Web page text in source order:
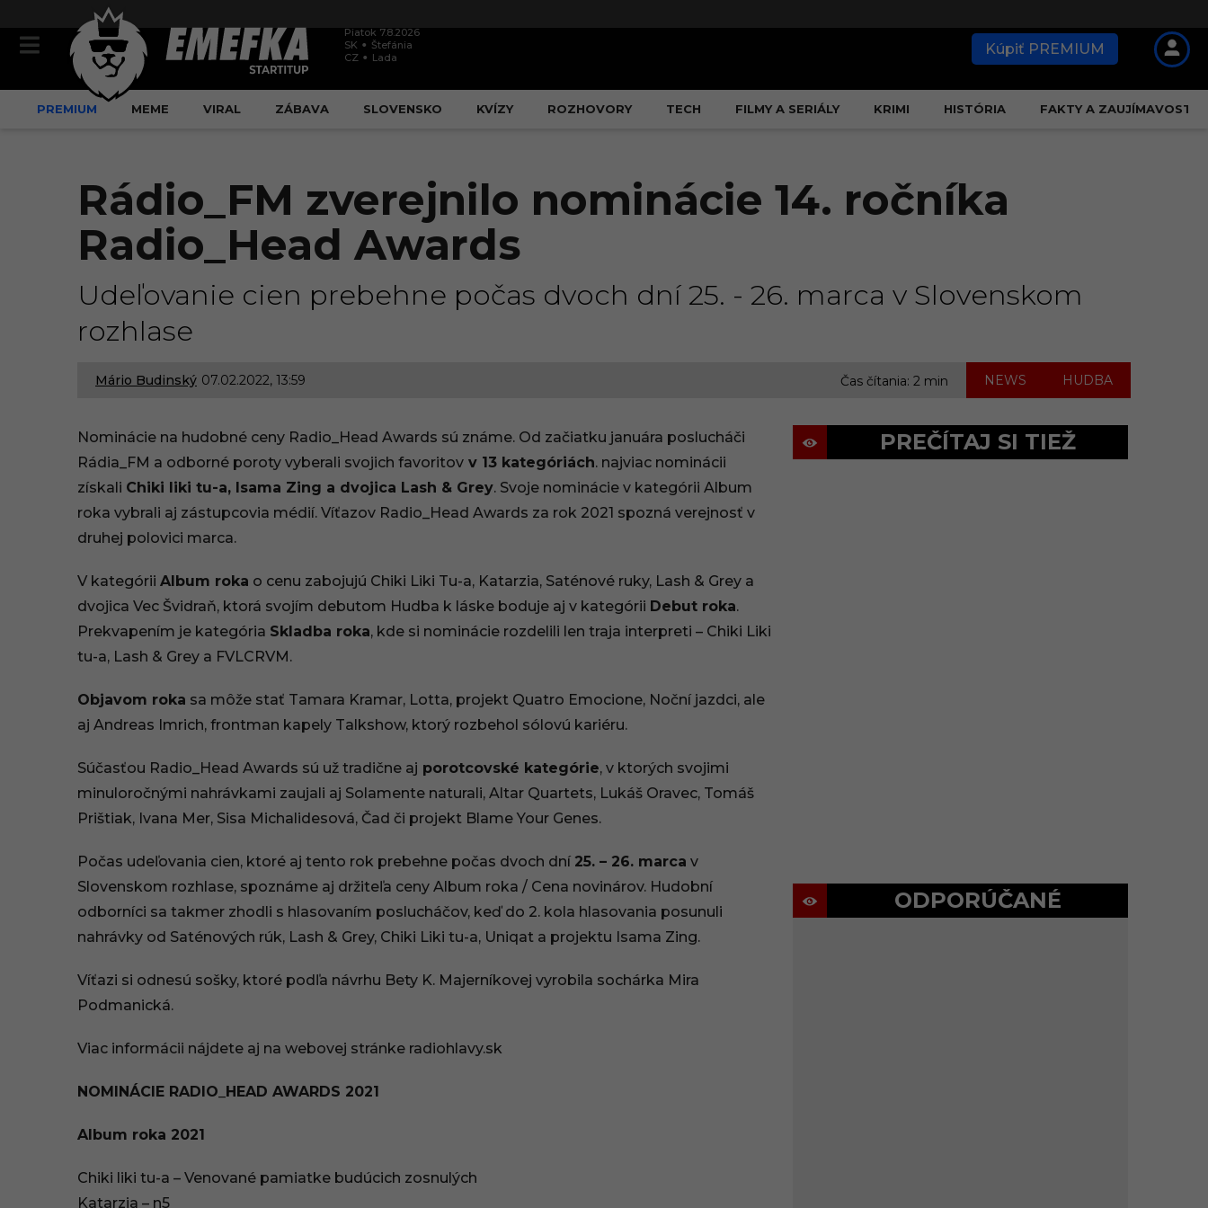
Piatok 7.8.2026
SK
Štefánia
CZ
Lada Kúpiť PREMIUM
PREMIUM MEME VIRAL ZÁBAVA SLOVENSKO KVÍZY ROZHOVORY TECH FILMY A SERIÁLY KRIMI HISTÓRIA FAKTY A ZAUJÍMAVOSTI
Rádio_FM zverejnilo nominácie 14. ročníka
Radio_Head Awards
Udeľovanie cien prebehne počas dvoch dní 25. - 26. marca v Slovenskom
rozhlase
Mário Budinský 07.02.2022, 13:59
0
0
0
2
1
3
5
9
Čas čítania: 2 min NEWS HUDBA
Nominácie na hudobné ceny Radio_Head Awards sú známe. Od začiatku januára poslucháči
Rádia_FM a odborné poroty vyberali svojich favoritov v 13 kategóriách. najviac nominácii
získali Chiki liki tu-a, Isama Zing a dvojica Lash & Grey. Svoje nominácie v kategórii Album
roka vybrali aj zástupcovia médií. Víťazov Radio_Head Awards za rok 2021 spozná verejnosť v
druhej polovici marca.
V kategórii Album roka o cenu zabojujú Chiki Liki Tu-a, Katarzia, Saténové ruky, Lash & Grey a
dvojica Vec Švidraň, ktorá svojím debutom Hudba k láske boduje aj v kategórii Debut roka.
Prekvapením je kategória Skladba roka, kde si nominácie rozdelili len traja interpreti – Chiki Liki
tu-a, Lash & Grey a FVLCRVM.
Objavom roka sa môže stať Tamara Kramar, Lotta, projekt Quatro Emocione, Noční jazdci, ale
aj Andreas Imrich, frontman kapely Talkshow, ktorý rozbehol sólovú kariéru.
Súčasťou Radio_Head Awards sú už tradične aj porotcovské kategórie, v ktorých svojimi
minuloročnými nahrávkami zaujali aj Solamente naturali, Altar Quartets, Lukáš Oravec, Tomáš
Prištiak, Ivana Mer, Sisa Michalidesová, Čad či projekt Blame Your Genes.
Počas udeľovania cien, ktoré aj tento rok prebehne počas dvoch dní 25. – 26. marca v
Slovenskom rozhlase, spoznáme aj držiteľa ceny Album roka / Cena novinárov. Hudobní
odborníci sa takmer zhodli s hlasovaním poslucháčov, keď do 2. kola hlasovania posunuli
nahrávky od Saténových rúk, Lash & Grey, Chiki Liki tu-a, Uniqat a projektu Isama Zing.
Víťazi si odnesú sošky, ktoré podľa návrhu Bety K. Majerníkovej vyrobila sochárka Mira
Podmanická.
Viac informácii nájdete aj na webovej stránke radiohlavy.sk
NOMINÁCIE RADIO_HEAD AWARDS 2021
Album roka 2021
Chiki liki tu-a – Venované pamiatke budúcich zosnulých
Katarzia – n5
PREČÍTAJ SI TIEŽ
ODPORÚČANÉ